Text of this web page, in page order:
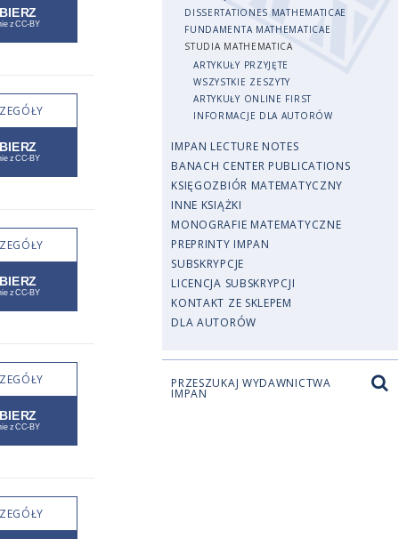
DISSERTATIONES MATHEMATICAE
FUNDAMENTA MATHEMATICAE
STUDIA MATHEMATICA
ARTYKUŁY PRZYJĘTE
WSZYSTKIE ZESZYTY
ARTYKUŁY ONLINE FIRST
INFORMACJE DLA AUTORÓW
IMPAN LECTURE NOTES
BANACH CENTER PUBLICATIONS
KSIĘGOZBIÓR MATEMATYCZNY
INNE KSIĄŻKI
MONOGRAFIE MATEMATYCZNE
PREPRINTY IMPAN
SUBSKRYPCJE
LICENCJA SUBSKRYPCJI
KONTAKT ZE SKLEPEM
DLA AUTORÓW
PRZESZUKAJ WYDAWNICTWA
IMPAN